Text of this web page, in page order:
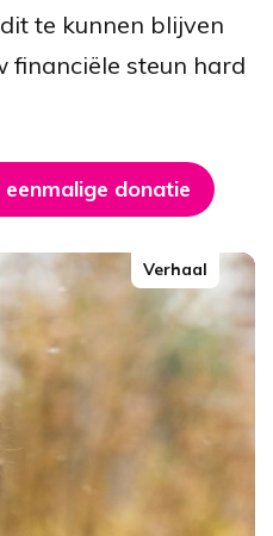
te kunnen blijven
financiële steun hard
donatie
Verhaal